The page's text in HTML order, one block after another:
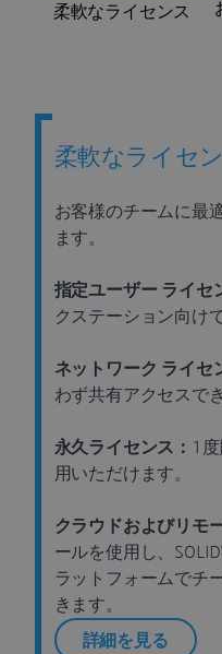
柔軟なライセンス
柔軟なライセ
お客様のチームに最
ます。
指定ユーザー ライセ
クステーション向け
ネットワーク ライセ
わず共有アクセスで
永久ライセンス： 1
用いただけます。
クラウドおよびリモ
ールを使用し、
ラットフォームでチ
きます。
詳細を見る